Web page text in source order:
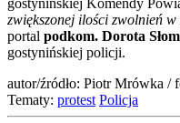
zwiększonej ilości zwolnień
portal podkom. Dorota
gostynińskiej policji.
autor/źródło: Piotr Mrówka /
Tematy: protest Policja